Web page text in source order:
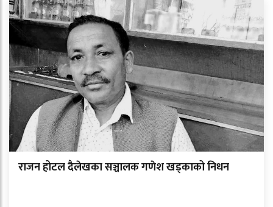
राजन होटल दैलेखका सञ्चालक गणेश खड्काको निधन